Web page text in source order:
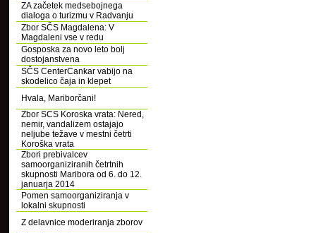
ZA začetek medsebojnega
dialoga o turizmu v Radvanju
Zbor SČS Magdalena: V
Magdaleni vse v redu
Gosposka za novo leto bolj
dostojanstvena
SČS CenterCankar vabijo na
skodelico čaja in klepet
Hvala, Mariborčani!
Zbor SCS Koroska vrata: Nered,
nemir, vandalizem ostajajo
neljube težave v mestni četrti
Koroška vrata
Zbori prebivalcev
samoorganiziranih četrtnih
skupnosti Maribora od 6. do 12.
januarja 2014
Pomen samoorganiziranja v
lokalni skupnosti
Z delavnice moderiranja zborov